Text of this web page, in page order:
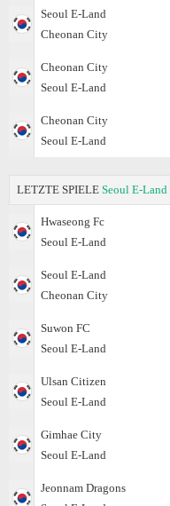
Seoul E-Land
Cheonan City
Cheonan City
Seoul E-Land
Cheonan City
Seoul E-Land
LETZTE SPIELE Seoul E-Land
Hwaseong Fc
Seoul E-Land
Seoul E-Land
Cheonan City
Suwon FC
Seoul E-Land
Ulsan Citizen
Seoul E-Land
Gimhae City
Seoul E-Land
Jeonnam Dragons